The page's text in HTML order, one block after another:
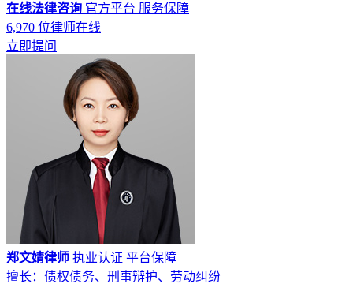
在线法律咨询 官方平台 服务保障
6,970 位律师在线
立即提问
郑文婧律师 执业认证 平台保障
擅长：债权债务、刑事辩护、劳动纠纷